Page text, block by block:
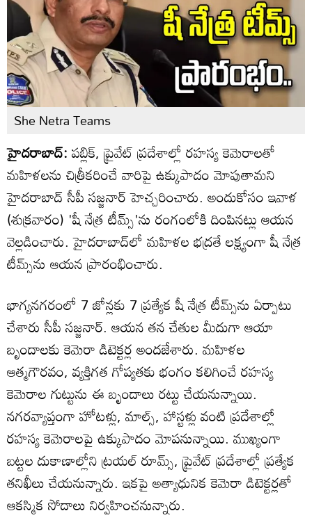
She Netra Teams
హైదరాబాద్‌:పబ్లిక్, ప్రైవేట్ ప్రదేశాల్లో రహస్య కెమెరాలతో
మహిళలను చిత్రీకరించే వారిపై ఉక్కుపాదం మోపుతామని
హైదరాబాద్ సీపీ సజ్జనార్ హెచ్చరించారు. అందుకోసం ఇవాళ
(శుక్రవారం) 'షీ నేత్ర టీమ్స్‌'ను రంగంలోకి దింపినట్లు ఆయన
వెల్లడించారు. హైదరాబాద్‌లో మహిళల భద్రతే లక్ష్యంగా షీ నేత్ర
టీమ్స్‌ను ఆయన ప్రారంభించారు.
భాగ్యనగరంలో 7 జోన్లకు 7 ప్రత్యేక షీ నేత్ర టీమ్స్‌ను ఏర్పాటు
చేశారు సీపీ సజ్జనార్. ఆయన తన చేతుల మీదుగా ఆయా
బృందాలకు కెమెరా డిటెక్టర్ల అందజేశారు. మహిళల
ఆత్మగౌరవం, వ్యక్తిగత గోప్యతకు భంగం కలిగించే రహస్య
కెమెరాల గుట్టును ఈ బృందాలు రట్టు చేయనున్నాయి.
నగరవ్యాప్తంగా హోటళ్లు, మాల్స్, హాస్టళ్లు వంటి ప్రదేశాల్లో
రహస్య కెమెరాలపై ఉక్కుపాదం మోపనున్నాయి. ముఖ్యంగా
బట్టల దుకాణాల్లోని ట్రయల్ రూమ్స్, ప్రైవేట్ ప్రదేశాల్లో ప్రత్యేక
తనిఖీలు చేయనున్నారు. ఇకపై అత్యాధునిక కెమెరా డిటెక్టర్లతో
ఆకస్మిక సోదాలు నిర్వహించనున్నారు.